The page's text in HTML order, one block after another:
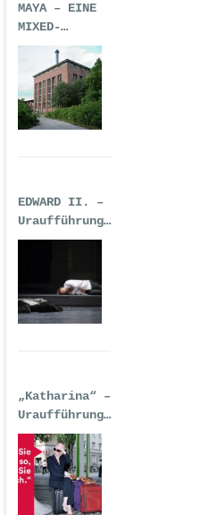
MAYA – EINE
MIXED-
REALITY-
TECHNO-OPER
EDWARD II. –
Uraufführung
| Premiere:
Deutsche Oper
Berlin
„Katharina“ –
Uraufführung
| 14.
September
2016